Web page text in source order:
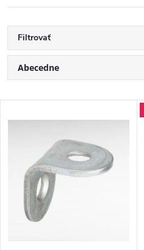
Filtrovať
R
a
d
Abecedne
Najpredávanejšie
V